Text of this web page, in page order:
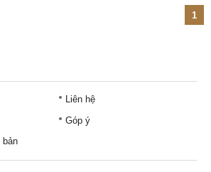
1
bản
Liên hệ
Góp ý